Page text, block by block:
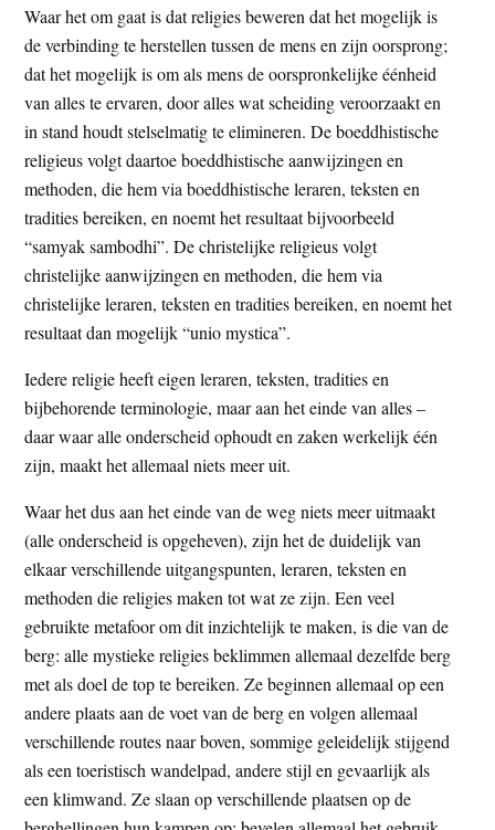
Waar het om gaat is dat religies beweren dat het mogelijk is
de verbinding te herstellen tussen de mens en zijn oorsprong;
dat het mogelijk is om als mens de oorspronkelijke éénheid
van alles te ervaren, door alles wat scheiding veroorzaakt en
in stand houdt stelselmatig te elimineren. De boeddhistische
religieus volgt daartoe boeddhistische aanwijzingen en
methoden, die hem via boeddhistische leraren, teksten en
tradities bereiken, en noemt het resultaat bijvoorbeeld
“samyak sambodhi”. De christelijke religieus volgt
christelijke aanwijzingen en methoden, die hem via
christelijke leraren, teksten en tradities bereiken, en noemt het
resultaat dan mogelijk “unio mystica”.
Iedere religie heeft eigen leraren, teksten, tradities en
bijbehorende terminologie, maar aan het einde van alles –
daar waar alle onderscheid ophoudt en zaken werkelijk één
zijn, maakt het allemaal niets meer uit.
Waar het dus aan het einde van de weg niets meer uitmaakt
(alle onderscheid is opgeheven), zijn het de duidelijk van
elkaar verschillende uitgangspunten, leraren, teksten en
methoden die religies maken tot wat ze zijn. Een veel
gebruikte metafoor om dit inzichtelijk te maken, is die van de
berg: alle mystieke religies beklimmen allemaal dezelfde berg
met als doel de top te bereiken. Ze beginnen allemaal op een
andere plaats aan de voet van de berg en volgen allemaal
verschillende routes naar boven, sommige geleidelijk stijgend
als een toeristisch wandelpad, andere stijl en gevaarlijk als
een klimwand. Ze slaan op verschillende plaatsen op de